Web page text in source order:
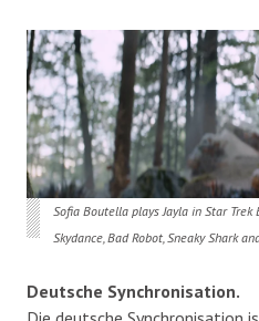
Sofia Boutella plays Jayla in Star Trek
Skydance, Bad Robot, Sneaky Shark
Deutsche Synchronisation.